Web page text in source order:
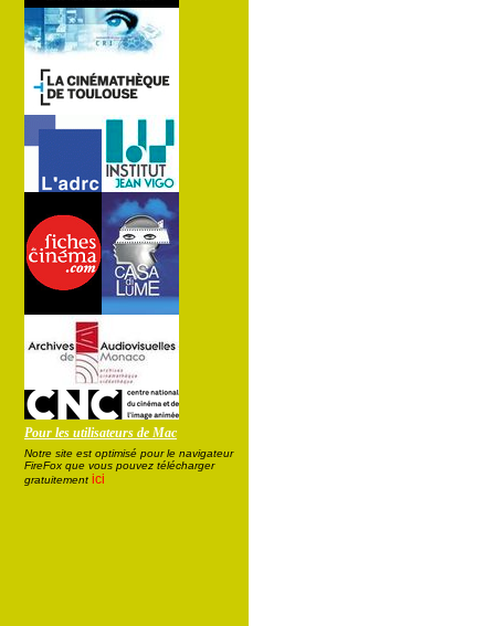
Pour les utilisateurs de Mac
Notre site est optimisé pour le navigateur
FireFox que vous pouvez télécharger
gratuitement ici